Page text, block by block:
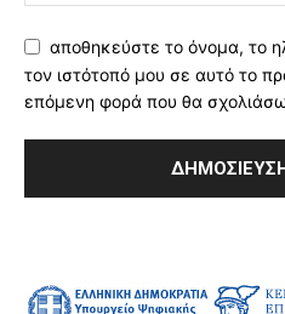
αποθηκεύστε το όνομα, το
τον ιστότοπό μου σε αυτό το
επόμενη φορά που θα